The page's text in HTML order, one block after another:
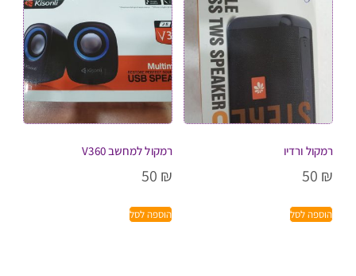
רמקול ורדיו
50 ₪
הוספה לסל
רמקול למחשב V360
50 ₪
הוספה לסל